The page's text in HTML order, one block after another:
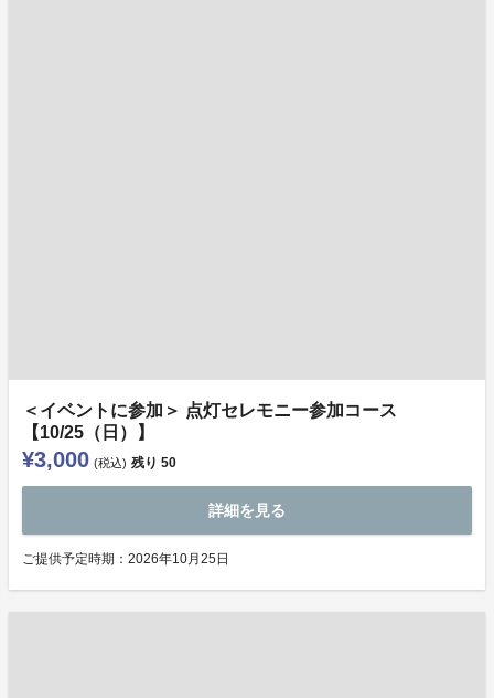
＜イベントに参加＞ 点灯セレモニー参加コース
【10/25（日）】
¥3,000 (税込) 残り 50
詳細を見る
ご提供予定時期：2026年10月25日